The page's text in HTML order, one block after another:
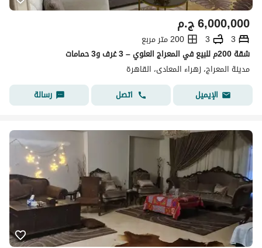
ج.م6,000,000
3
3
200 متر مربع
شقة 200م للبيع في المعراج العلوي – 3 غرف و3 حمامات
مدينة المعراج، زهراء المعادى، القاهرة
الإيميل
اتصل رسالة